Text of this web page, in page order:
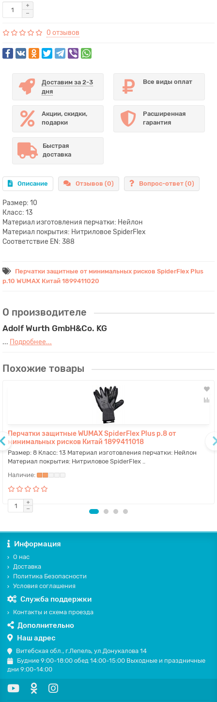
0 отзывов
Доставим за 2-3
дня
Все виды оплат
Акции, скидки,
подарки
Расширенная
гарантия
Быстрая
доставка
Описание Отзывов (0) Вопрос-ответ (0)
Размер: 10
Класс: 13
Материал изготовления перчатки: Нейлон
Материал покрытия: Нитриловое SpiderFlex
Соответствие EN: 388
Перчатки защитные от минимальных рисков SpiderFlex Plus
р.10 WUMAX Китай 1899411020
О производителе
Adolf Wurth GmbH&Co. KG
... Подробнее...
Похожие товары
Перчатки защитные WUMAX SpiderFlex Plus р.8 от
минимальных рисков Китай 1899411018
Размер: 8 Класс: 13 Материал изготовления перчатки: Нейлон
Материал покрытия: Нитриловое SpiderFlex ..
Информация
О нас
Доставка
Политика Безопасности
Условия соглашения
Служба поддержки
Контакты и схема проезда
Дополнительно
Наш адрес
Витебская обл., г.Лепель, ул.Донукалова 14
Будние 9:00-18:00 обед 14:00-15:00 Выходные и праздничные
дни 9:00-14:00